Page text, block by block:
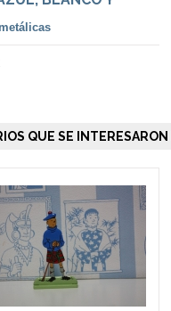
QUE SE